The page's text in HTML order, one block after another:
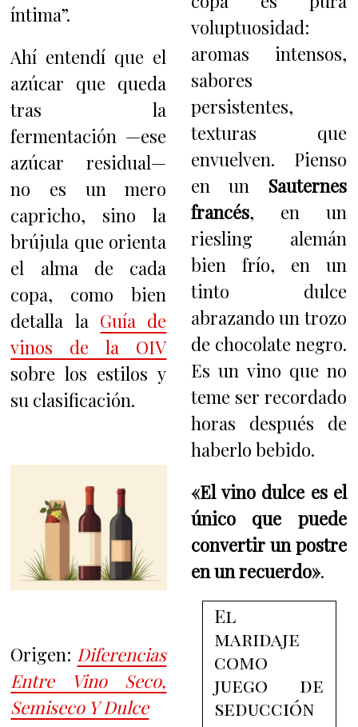
íntima”.
Ahí entendí que el
azúcar que queda
tras la
fermentación —ese
azúcar residual—
no es un mero
capricho, sino la
brújula que orienta
el alma de cada
copa, como bien
detalla la Guía de
vinos de la OIV
sobre los estilos y
su clasificación.
Origen: Diferencias
Entre Vino Seco,
Semiseco Y Dulce
voluptuosidad:
aromas intensos,
sabores
persistentes,
texturas que
envuelven. Pienso
en un Sauternes
francés, en un
riesling alemán
bien frío, en un
tinto dulce
abrazando un trozo
de chocolate negro.
Es un vino que no
teme ser recordado
horas después de
haberlo bebido.
«El vino dulce es el
único que puede
convertir un postre
en un recuerdo».
El
maridaje
como
juego de
seducción